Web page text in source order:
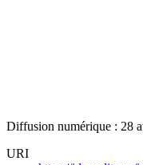
Diffusion numérique : 28
URI